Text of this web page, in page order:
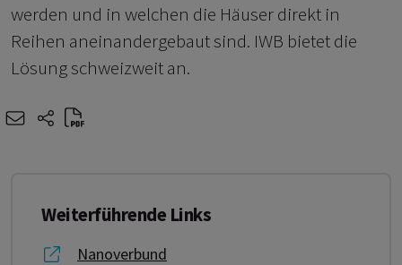
werden und in welchen die Häuser direkt in
Reihen aneinandergebaut sind. IWB bietet die
Lösung schweizweit an.
e-mailshare-icons
Weiterführende Links
Link zu Nanoverbund
Nanoverbund